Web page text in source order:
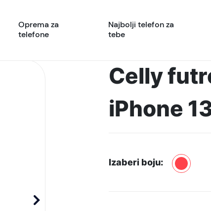
Oprema za
telefone
Najbolji telefon za
tebe
Celly
iPhone
Izaberi boju: